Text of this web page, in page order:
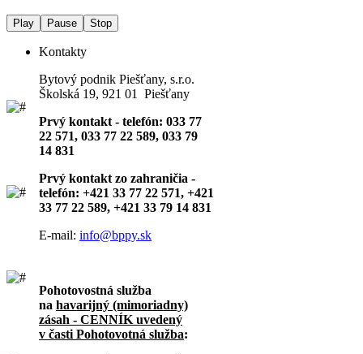
Play Pause Stop
Kontakty
Bytový podnik Piešťany, s.r.o.
Školská 19, 921 01 Piešťany
Prvý kontakt - telefón: 033 77
22 571, 033 77 22 589, 033 79
14 831
Prvý kontakt zo zahraničia -
telefón: +421 33 77 22 571, +421
33 77 22 589, +421 33 79 14 831
E-mail: info@bppy.sk
Pohotovostná služba
na havarijný (mimoriadny)
zásah - CENNÍK uvedený
v časti Pohotovotná služba: